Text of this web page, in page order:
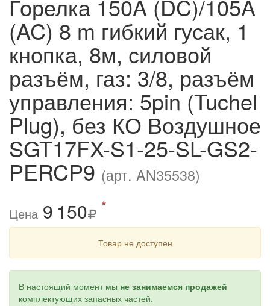
Горелка 150A (DC)/105A
(AC) 8 m гибкий гусак, 1
кнопка, 8м, силовой
разъём, газ: 3/8, разъём
управления: 5pin (Tuchel
Plug), без КО Воздушное
SGT17FX-S1-25-SL-GS2-
PERCP9 (арт. AN35538)
Цена 9 150 *
Товар не доступен
В настоящий момент мы не занимаемся продажей
комплектующих запасных частей.